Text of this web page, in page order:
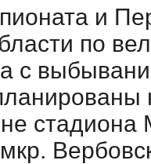
и
по
с